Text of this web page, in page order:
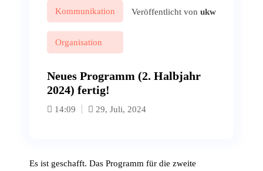
Kommunikation
Organisation
Veröffentlicht von ukw
Neues Programm (2. Halbjahr
2024) fertig!
14:09 29, Juli, 2024
Es ist geschafft. Das Programm für die zweite